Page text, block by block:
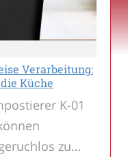
Verarbeitung:
Küche
K-01
zu…